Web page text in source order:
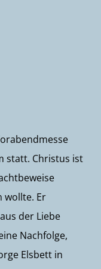
statt. Christus ist
wollte. Er
der Liebe
Nachfolge,
Elsbett in